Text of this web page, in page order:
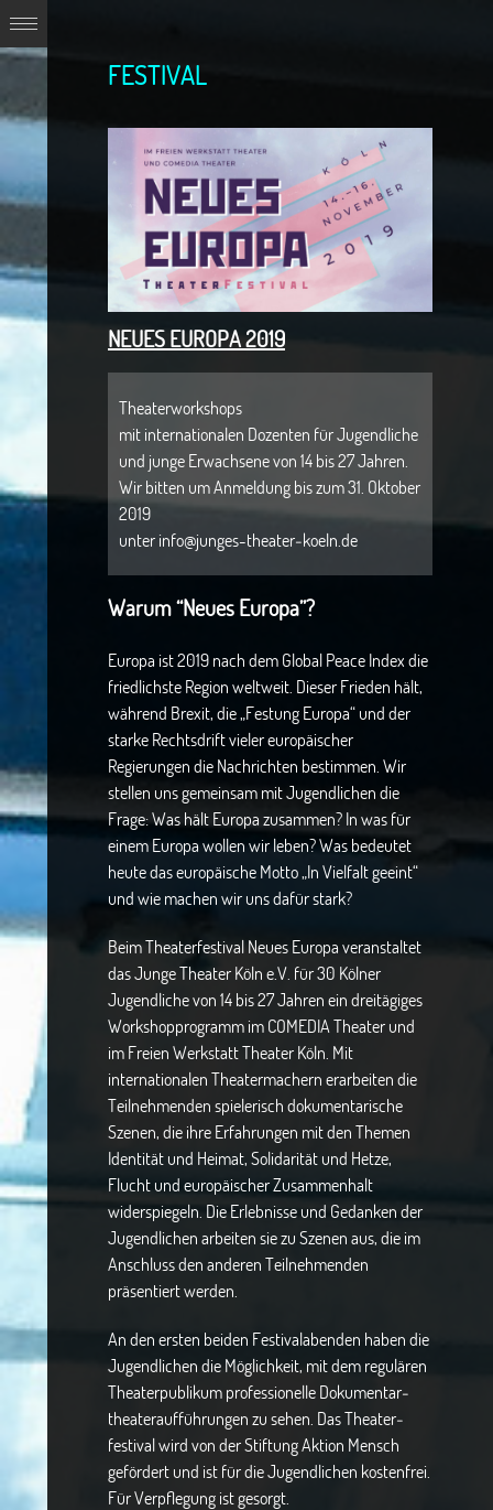
FESTIVAL
NEUES EUROPA 2019
Theaterworkshops
mit internationalen Dozenten für Jugendliche
und junge Erwachsene von 14 bis 27 Jahren.
Wir bitten um Anmeldung bis zum 31. Oktober
2019
unter info@junges-theater‑koeln.de
Warum “Neues Europa”?
Europa ist 2019 nach dem Global Peace Index die
friedlichste Region weltweit. Dieser Frieden hält,
während Brexit, die „Festung Europa“ und der
starke Rechtsdrift vieler europäischer
Regierungen die Nachrichten bestimmen. Wir
stellen uns gemeinsam mit Jugendlichen die
Frage: Was hält Europa zusammen? In was für
einem Europa wollen wir leben? Was bedeutet
heute das europäische Motto „In Vielfalt geeint“
und wie machen wir uns dafür stark?
Beim Theaterfestival Neues Europa veranstaltet
das Junge Theater Köln e.V. für 30 Kölner
Jugendliche von 14 bis 27 Jahren ein dreitägiges
Workshopprogramm im COMEDIA Theater und
im Freien Werkstatt Theater Köln. Mit
internationalen Theatermachern erarbeiten die
Teilnehmenden spielerisch dokumentarische
Szenen, die ihre Erfahrungen mit den Themen
Identität und Heimat, Solidarität und Hetze,
Flucht und europäischer Zusammenhalt
widerspiegeln. Die Erlebnisse und Gedanken der
Jugendlichen arbeiten sie zu Szenen aus, die im
Anschluss den anderen Teilnehmenden
präsentiert werden.
An den ersten beiden Festivalabenden haben die
Jugendlichen die Möglichkeit, mit dem regulären
Theaterpublikum professionelle Dokumentar­
theateraufführungen zu sehen. Das Theater­
festival wird von der Stiftung Aktion Mensch
gefördert und ist für die Jugendlichen kostenfrei.
Für Verpflegung ist gesorgt.